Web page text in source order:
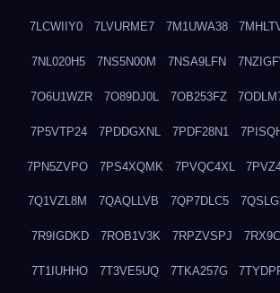
7LCWIIY0 7LVURME7 7M1UWA38
7NL020H5 7NS5N00M 7NSA9LFN
7O6U1WZR 7O89DJ0L 7OB253FZ
7P5VTP24 7PDDGXNL 7PDF28N1
7PN5ZVPO 7PS4XQMK 7PVQC4XL
7Q1VZL8M 7QAQLLVB 7QP7DLC5
7R9IGDKD 7ROB1V3K 7RPZVSPJ
7T1IUHHO 7T3VE5UQ 7TKA257G